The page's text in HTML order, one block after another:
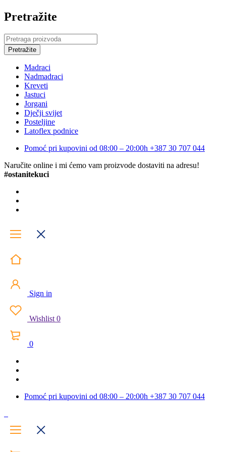
Pretražite
Madraci
Nadmadraci
Kreveti
Jastuci
Jorgani
Dječji svijet
Posteljine
Latoflex podnice
Pomoć pri kupovini od 08:00 – 20:00h +387 30 707 044
Naručite online i mi ćemo vam proizvode dostaviti na adresu!
#ostanitekuci
Sign in
Wishlist 0
0
Pomoć pri kupovini od 08:00 – 20:00h +387 30 707 044